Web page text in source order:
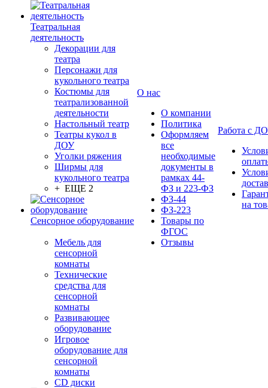
Театральная
деятельность
Декорации для
театра
Персонажи для
кукольного театра
Костюмы для
театрализованной
деятельности
Настольный театр
Театры кукол в
ДОУ
Уголки ряжения
Ширмы для
кукольного театра
+ ЕЩЕ 2
Сенсорное оборудование
Мебель для
сенсорной
комнаты
Технические
средства для
сенсорной
комнаты
Развивающее
оборудование
Игровое
оборудование для
сенсорной
комнаты
CD диски
О нас
О компании
Политика
Оформляем
все
необходимые
документы в
рамках 44-
ФЗ и 223-ФЗ
ФЗ-44
ФЗ-223
Товары по
ФГОС
Отзывы
Работа с
на